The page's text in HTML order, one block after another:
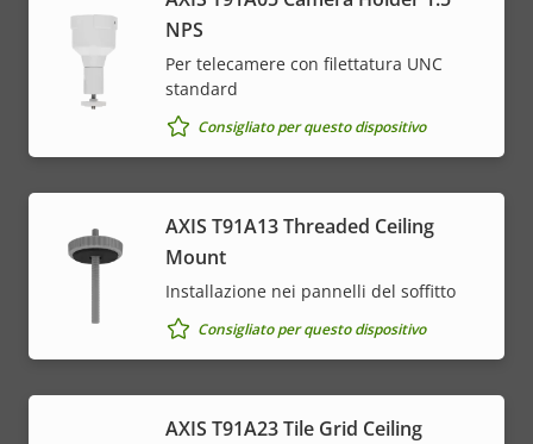
NPS
Per telecamere con filettatura UNC
standard
Consigliato per questo dispositivo
AXIS T91A13 Threaded Ceiling
Mount
Installazione nei pannelli del soffitto
Consigliato per questo dispositivo
AXIS T91A23 Tile Grid Ceiling